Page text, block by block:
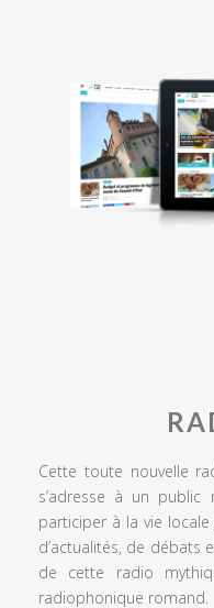
Cette toute nouvelle
s’adresse à un public
participer à la vie
d’actualités, de débats
de cette radio
radiophonique romand.